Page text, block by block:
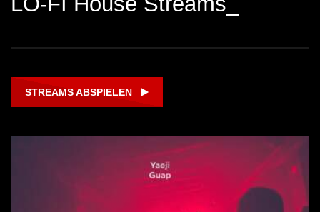
STREAMS ABSPIELEN